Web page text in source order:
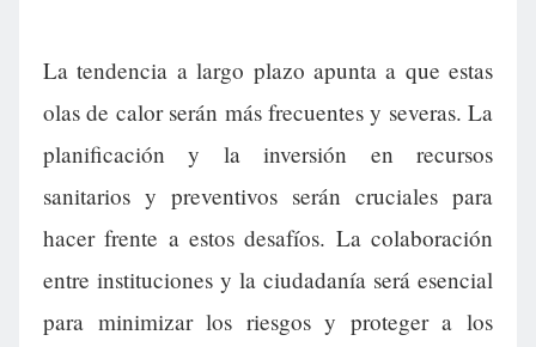
La tendencia a largo plazo apunta a que estas
olas de calor serán más frecuentes y severas. La
planificación y la inversión en recursos
sanitarios y preventivos serán cruciales para
hacer frente a estos desafíos. La colaboración
entre instituciones y la ciudadanía será esencial
para minimizar los riesgos y proteger a los